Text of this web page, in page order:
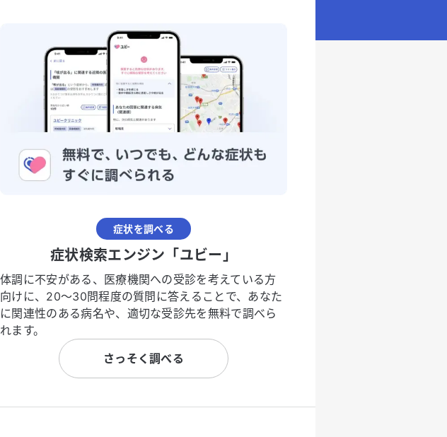
症状を調べる
症状検索エンジン「ユビー」
体調に不安がある、医療機関への受診を考えている方
向けに、20〜30問程度の質問に答えることで、あなた
に関連性のある病名や、適切な受診先を無料で調べら
れます。
さっそく調べる